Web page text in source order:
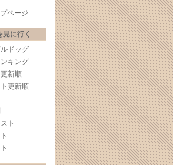
ページ
見に行く
ドッグ
キング
新順
更新順
ト